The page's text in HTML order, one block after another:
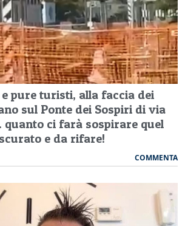
pure turisti, alla faccia dei
sul Ponte dei Sospiri di via
quanto ci farà sospirare quel
e da rifare!
COMMENTA